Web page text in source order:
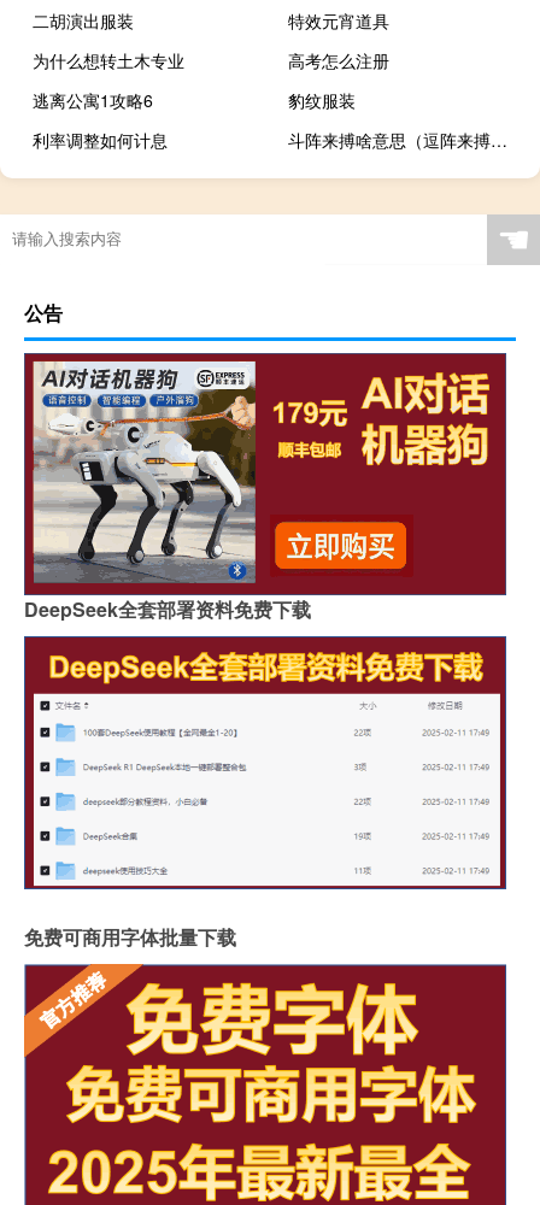
二胡演出服装
特效元宵道具
为什么想转土木专业
高考怎么注册
逃离公寓1攻略6
豹纹服装
利率调整如何计息
斗阵来搏啥意思（逗阵来搏什么意思）
☚
公告
DeepSeek全套部署资料免费下载
免费可商用字体批量下载